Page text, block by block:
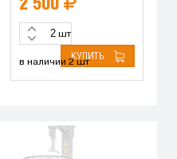
2 500
шт
КУПИТЬ
в наличии 2 шт